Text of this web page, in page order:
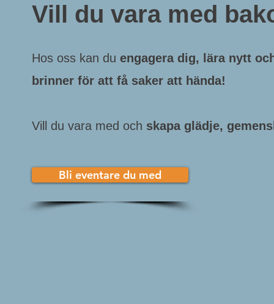
Vill du vara med
Hos oss kan du engagera dig, lära nytt
brinner för att få saker att hända!
Vill du vara med och skapa glädje,
Bli eventare du med